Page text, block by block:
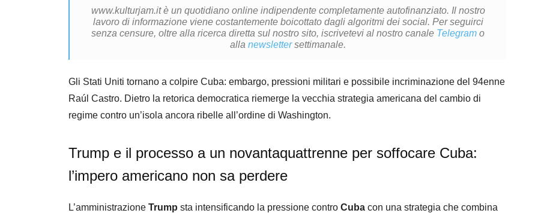
www.kulturjam.it è un quotidiano online indipendente completamente autofinanziato. Il nostro
lavoro di informazione viene costantemente boicottato dagli algoritmi dei social. Per seguirci
senza censure, oltre alla ricerca diretta sul nostro sito, iscrivetevi al nostro canale Telegram o
allanewslettersettimanale.
Gli Stati Uniti tornano a colpire Cuba: embargo, pressioni militari e possibile incriminazione del 94enne
Raúl Castro. Dietro la retorica democratica riemerge la vecchia strategia americana del cambio di
regime contro un’isola ancora ribelle all’ordine di Washington.
Trump e il processo a un novantaquattrenne per soffocare Cuba:
l’impero americano non sa perdere
L’amministrazione Trump sta intensificando la pressione contro Cuba con una strategia che combina